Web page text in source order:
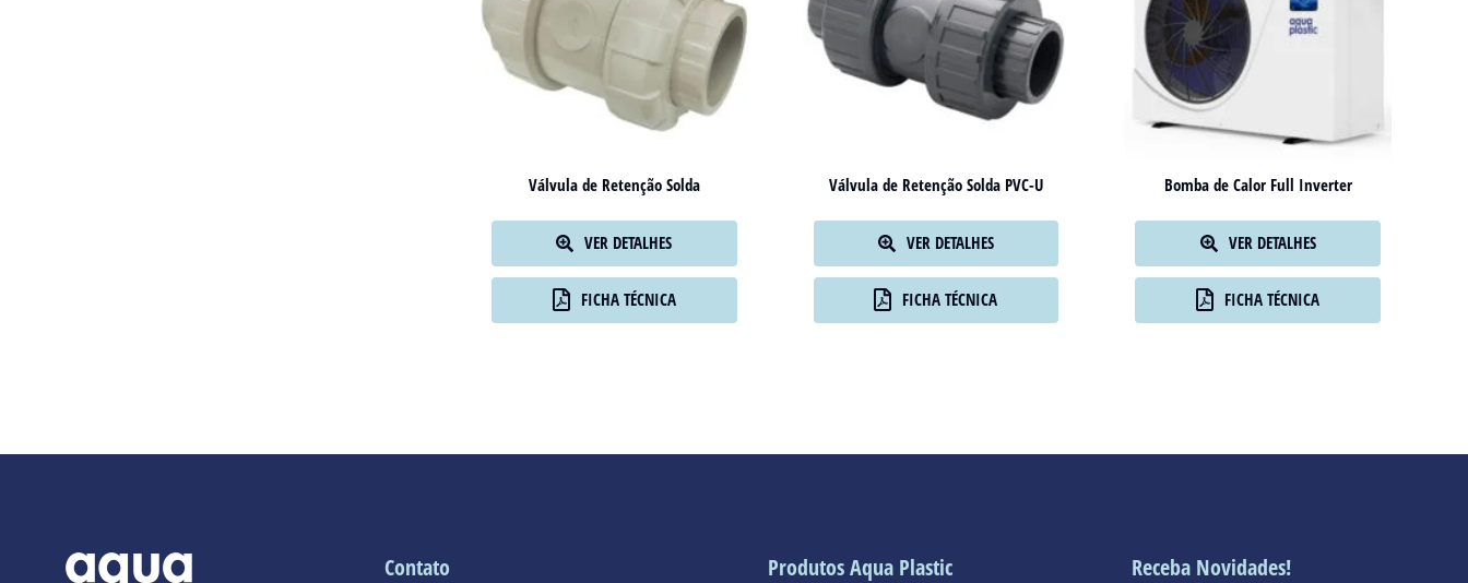
Válvula de Retenção Solda
VER DETALHES
FICHA TÉCNICA
Válvula de Retenção Solda PVC-U
VER DETALHES
FICHA TÉCNICA
Bomba de Calor Full Inverter
VER DETALHES
FICHA TÉCNICA
Contato Produtos Aqua Plastic Receba Novidades!